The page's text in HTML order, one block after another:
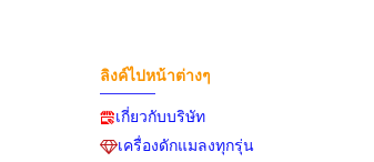
ลิงค์ไปหน้าต่างๆ
เกี่ยวกับบริษัท
เครื่องดักแมลงทุกรุ่น